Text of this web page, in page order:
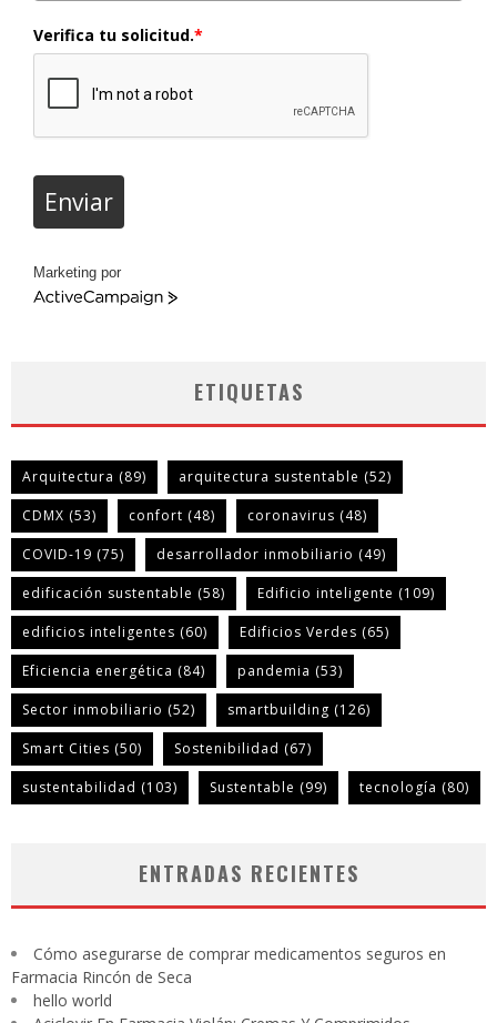
Verifica tu solicitud.*
Enviar
Marketing por
ActiveCampaign
ETIQUETAS
Arquitectura (89) arquitectura sustentable (52)
CDMX (53) confort (48) coronavirus (48)
COVID-19 (75) desarrollador inmobiliario (49)
edificación sustentable (58) Edificio inteligente (109)
edificios inteligentes (60) Edificios Verdes (65)
Eficiencia energética (84) pandemia (53)
Sector inmobiliario (52) smartbuilding (126)
Smart Cities (50) Sostenibilidad (67)
sustentabilidad (103) Sustentable (99) tecnología (80)
ENTRADAS RECIENTES
Cómo asegurarse de comprar medicamentos seguros en
Farmacia Rincón de Seca
hello world